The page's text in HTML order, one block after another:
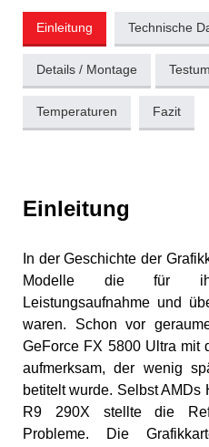
Einleitung Technische
Details / Montage
Temperaturen Fazit
Einleitung
In der Geschichte der
Modelle die für
Leistungsaufnahme und
waren. Schon vor
GeForce FX 5800 Ultra mit
aufmerksam, der wenig
betitelt wurde. Selbst
R9 290X stellte die
Probleme. Die